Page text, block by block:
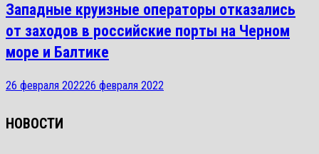
Западные круизные операторы отказались
от заходов в российские порты на Черном
море и Балтике
26 февраля 202226 февраля 2022
НОВОСТИ